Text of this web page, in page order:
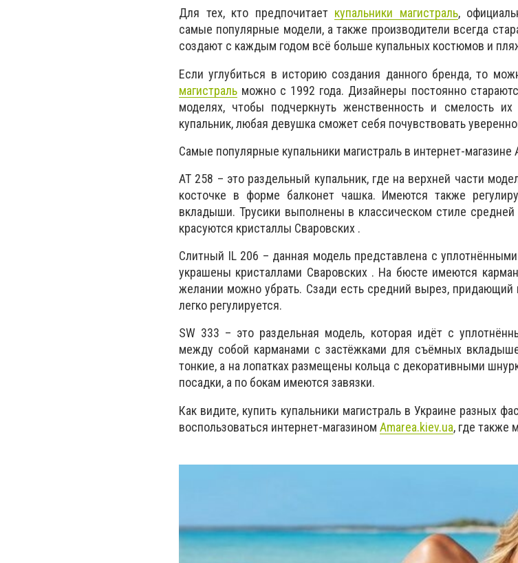
Для тех, кто предпочитает купальники магистраль,
самые популярные модели, а также производители всегда
создают с каждым годом всё больше купальных костюмов и
Если углубиться в историю создания данного бренда, то
магистраль можно с 1992 года. Дизайнеры постоянно
моделях, чтобы подчеркнуть женственность и смелость их
купальник, любая девушка сможет себя почувствовать
Самые популярные купальники магистраль в интернет-магазине
AT 258 – это раздельный купальник, где на верхней части
косточке в форме балконет чашка. Имеются также
вкладыши. Трусики выполнены в классическом стиле
красуются кристаллы Сваровских .
Слитный IL 206 – данная модель представлена с
украшены кристаллами Сваровских . На бюсте имеются
желании можно убрать. Сзади есть средний вырез,
легко регулируется.
SW 333 – это раздельная модель, которая идёт с
между собой карманами с застёжками для съёмных
тонкие, а на лопатках размещены кольца с декоративными
посадки, а по бокам имеются завязки.
Как видите, купить купальники магистраль в Украине разных
воспользоваться интернет-магазином Amarea.kiev.ua, где также